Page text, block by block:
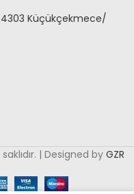
34303 Küçükçekmece/
| Designed by GZR